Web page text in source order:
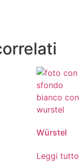
Würstel
Leggi tutto